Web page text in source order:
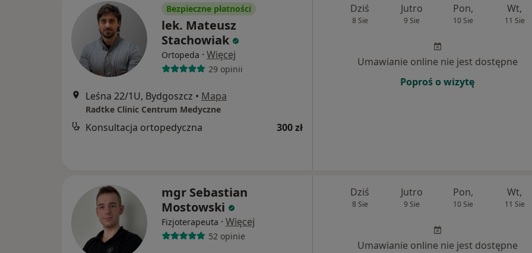
Bezpieczne płatności
lek. Mateusz
Stachowiak
Ortopeda · Więcej
29 opinii
Leśna 22/1U, Bydgoszcz • Mapa
Radtke Clinic Centrum Medyczne
Konsultacja ortopedyczna 300 zł
Dziś
8 Sie
Jutro
9 Sie
Pon,
10 Sie
Wt,
11 Sie
Umawianie online nie jest dostępne
Poproś o wizytę
mgr Sebastian
Mostowski
Fizjoterapeuta · Więcej
52 opinie
Dziś
8 Sie
Jutro
9 Sie
Pon,
10 Sie
Wt,
11 Sie
Umawianie online nie jest dostępne